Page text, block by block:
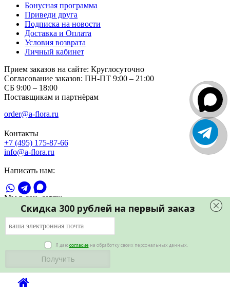
Скидка 300 рублей на первый заказ
Я даюсогласие на обработку своих персональных данных.
Бонусная программа
Приведи друга
Подписка на новости
Доставка и Оплата
Условия возврата
Личный кабинет
Прием заказов на сайте: Круглосуточно
Согласование заказов: ПН-ПТ 9:00 – 21:00
СБ 9:00 – 18:00
Поставщикам и партнёрам
order@a-flora.ru
Контакты
+7 (495) 175-87-66
info@a-flora.ru
Написать нам:
Мы в соц. сетях: